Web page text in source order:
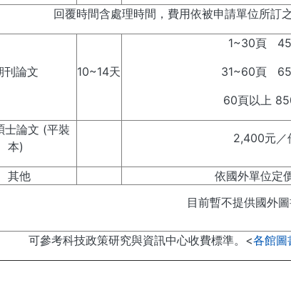
回覆時間含處理時間，費用依被申請單位所訂
刊論文 10~14天
1~30頁
31~60頁
60頁以上
士論文 (平裝
本)
2,400元／
其他 依國外單位定
目前暫不提供國外
可參考科技政策研究與資訊中心收費標準。<各館圖